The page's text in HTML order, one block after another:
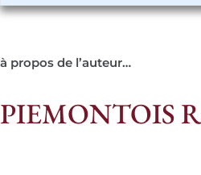
à propos de l’auteur…
PIEMONTOIS